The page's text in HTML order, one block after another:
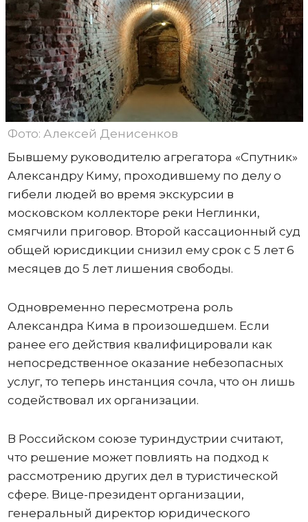
Фото: Алексей Денисенков
Бывшему руководителю агрегатора «Спутник»
Александру Киму, проходившему по делу о
гибели людей во время экскурсии в
московском коллекторе реки Неглинки,
смягчили приговор. Второй кассационный суд
общей юрисдикции снизил ему срок с 5 лет 6
месяцев до 5 лет лишения свободы.
Одновременно пересмотрена роль
Александра Кима в произошедшем. Если
ранее его действия квалифицировали как
непосредственное оказание небезопасных
услуг, то теперь инстанция сочла, что он лишь
содействовал их организации.
В Российском союзе туриндустрии считают,
что решение может повлиять на подход к
рассмотрению других дел в туристической
сфере. Вице-президент организации,
генеральный директор юридического